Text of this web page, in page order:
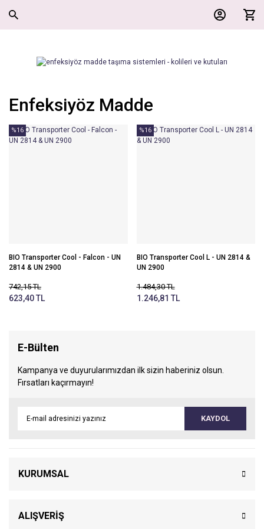
Enfeksiyöz Madde
%16
BIO Transporter Cool - Falcon - UN
2814 & UN 2900
742,15 TL
623,40 TL
%16
BIO Transporter Cool L - UN 2814 &
UN 2900
1.484,30 TL
1.246,81 TL
E-Bülten
Kampanya ve duyurularımızdan ilk sizin haberiniz olsun.
Fırsatları kaçırmayın!
KAYDOL
KURUMSAL
ALIŞVERİŞ